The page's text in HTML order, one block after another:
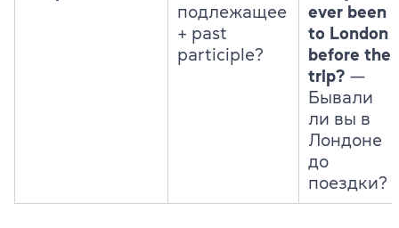
подлежащее
+ past
participle?
ever been
to London
before the
trip? —
Бывали
ли вы в
Лондоне
до
поездки?